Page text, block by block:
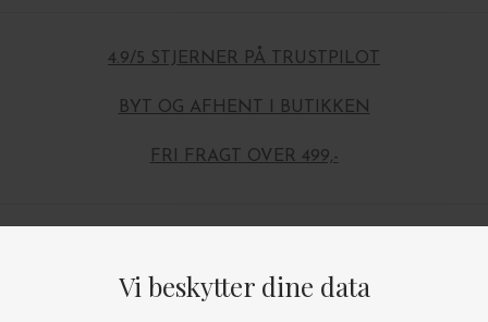
4.9/5 STJERNER PÅ TRUSTPILOT
BYT OG AFHENT I BUTIKKEN
FRI FRAGT OVER 499,-